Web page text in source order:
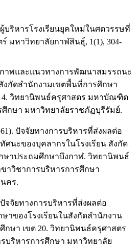
บริหารโรงเรียนยุคใหม่ในศตวรรษที่
มหาวิทยาลัยกาฬสินธุ์, 1(1), 304-
าพและแนวทางการพัฒนาสมรรถนะ
งกัดสำนักงามเขตพื้นที่การศึกษา
4. วิทยานิพนธ์ครุศาสตร มหาบัณฑิต
กษา มหาวิทยาลัยราชภัฏบุรีรัมย์.
ปัจจัยทางการบริหารที่ส่งผลต่อ
ศนะของบุคลากรในโรงเรียน สังกัด
ษาประถมศึกษาบึงกาฬ. วิทยานิพนธ์
วิชาการบริหารการศึกษา
คร.
จจัยทางการบริหารที่ส่งผลต่อ
าของโรงเรียนในสังกัดสำนักงาน
ษา เขต 20. วิทยานิพนธ์ครุศาสตร
ริหารการศึกษา มหาวิทยาลัย